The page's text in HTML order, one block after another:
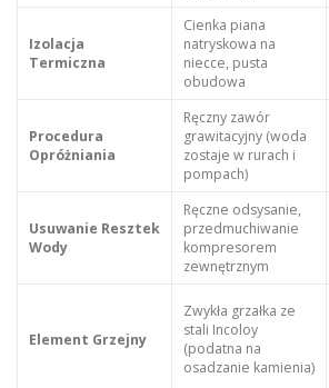
Izolacja
Termiczna
Cienka piana
natryskowa na
niecce, pusta
obudowa
Procedura
Opróżniania
Ręczny zawór
grawitacyjny (woda
zostaje w rurach i
pompach)
Usuwanie Resztek
Wody
Ręczne odsysanie,
przedmuchiwanie
kompresorem
zewnętrznym
Element Grzejny
Zwykła grzałka ze
stali Incoloy
(podatna na
osadzanie kamienia)